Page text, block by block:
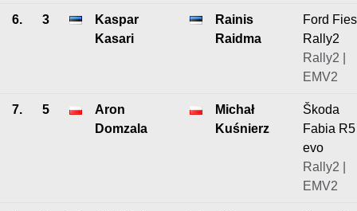
6. 3
Kaspar
Kasari
Rainis
Raidma
Ford
Rally2
Rally2 |
EMV2
7. 5
Aron
Domzala
Michał
Kuśnierz
Škoda
Fabia R5
evo
Rally2 |
EMV2